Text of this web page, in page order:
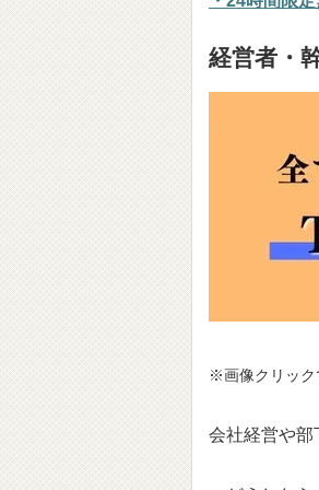
経営者・
※画像クリック
会社経営や部